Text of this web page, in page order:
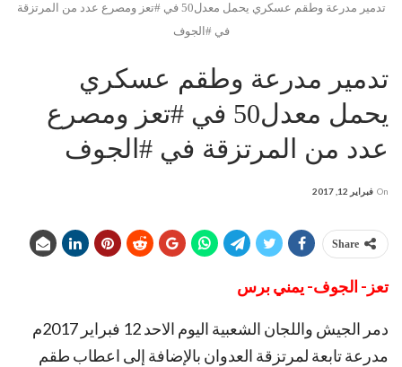
تدمير مدرعة وطقم عسكري يحمل معدل50 في #تعز ومصرع عدد من المرتزقة
في #الجوف
تدمير مدرعة وطقم عسكري
يحمل معدل50 في #تعز ومصرع
عدد من المرتزقة في #الجوف
On فبراير 12, 2017
Share
تعز- الجوف- يمني برس
دمر الجيش واللجان الشعبية اليوم الاحد 12 فبراير 2017م
مدرعة تابعة لمرتزقة العدوان بالإضافة إلى اعطاب طقم